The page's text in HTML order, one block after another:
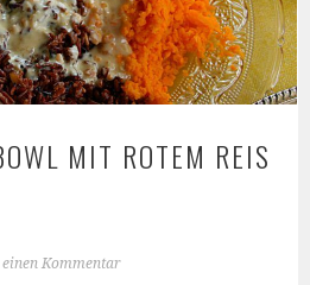
MIT ROTEM REIS
einen Kommentar